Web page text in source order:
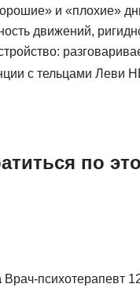
и «плохие»
движений,
с тельцами Леви
по
Врач-психотерапевт